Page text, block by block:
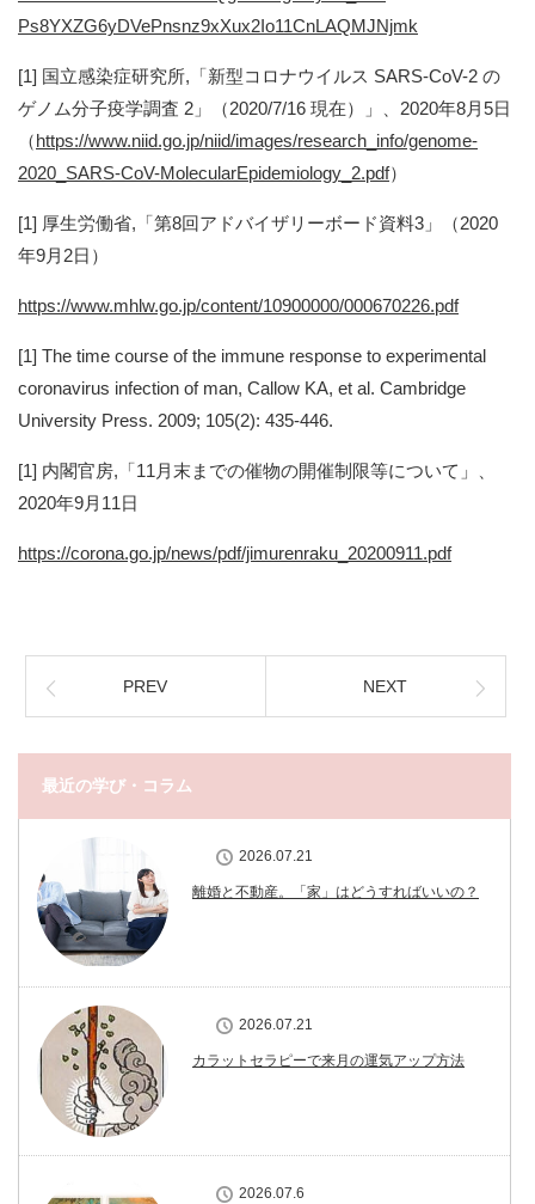
Ps8YXZG6yDVePnsnz9xXux2Io11CnLAQMJNjmk
[1] 国立感染症研究所,「新型コロナウイルス SARS-CoV-2 の
ゲノム分⼦疫学調査 2」（2020/7/16 現在）」、2020年8月5日
（https://www.niid.go.jp/niid/images/research_info/genome-
2020_SARS-CoV-MolecularEpidemiology_2.pdf）
[1] 厚生労働省,「第8回アドバイザリーボード資料3」（2020
年9月2日）
https://www.mhlw.go.jp/content/10900000/000670226.pdf
[1] The time course of the immune response to experimental
coronavirus infection of man, Callow KA, et al. Cambridge
University Press. 2009; 105(2): 435-446.
[1] 内閣官房,「11月末までの催物の開催制限等について」、
2020年9月11日
https://corona.go.jp/news/pdf/jimurenraku_20200911.pdf
PREV NEXT
最近の学び・コラム
2026.07.21
離婚と不動産。「家」はどうすればいいの？
2026.07.21
カラットセラピーで来月の運気アップ方法
2026.07.6